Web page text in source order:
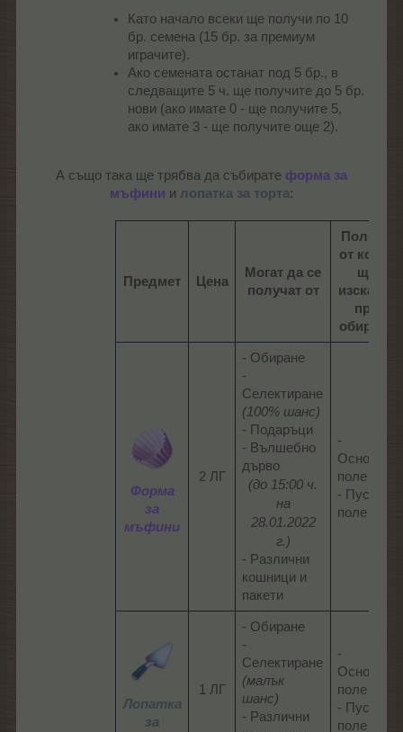
Като начало всеки ще получи по 10
бр. семена (15 бр. за премиум
играчите).
Ако семената останат под 5 бр., в
следващите 5 ч. ще получите до 5 бр.
нови (ако имате 0 - ще получите 5,
ако имате 3 - ще получите още 2).
А също така ще трябва да събирате форма за
мъфини и лопатка за торта:​
Предмет Цена
Могат да се
получат от
Полета,
от които
ще
изскачат
при
обиране
Форма
за
мъфини
2 ЛГ​
- Обиране
-
Селектиране
(100% шанс)
- Подаръци
- Вълшебно
дърво​
(до 15:00 ч.
на
28.01.2022
г.)
- Различни
кошници и
пакети​
-
Основно
поле
- Пусто
поле​
Лопатка
за
1 ЛГ​
- Обиране
-
Селектиране
(малък
шанс)
- Различни
-
Основно
поле
- Пусто
поле​